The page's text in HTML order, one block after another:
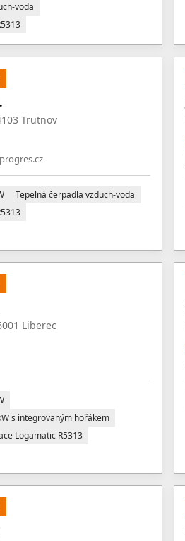
voda
Trutnov
Tepelná čerpadla vzduch-voda
Liberec
s integrovaným hořákem
Logamatic R5313